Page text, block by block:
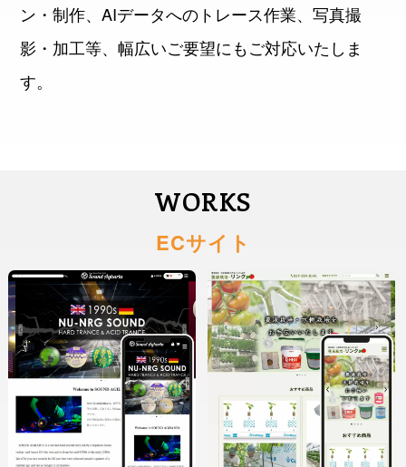
ン・制作、AIデータへのトレース作業、写真撮
影・加工等、幅広いご要望にもご対応いたしま
す。
WORKS
ECサイト